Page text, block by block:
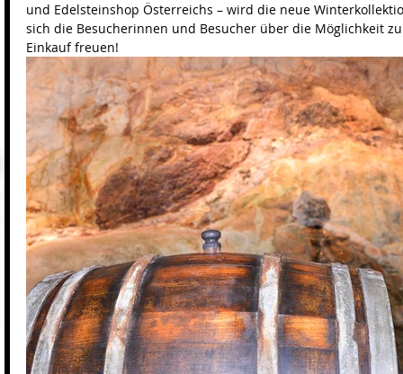
und Edelsteinshop Österreichs – wird die neue
sich die Besucherinnen und Besucher über die Möglichkeit
Einkauf freuen!